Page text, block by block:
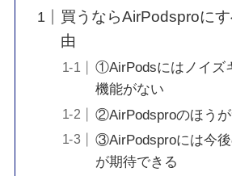
買うならAirPodsproに
由
①AirPodsにはノイズ
機能がない
②AirPodsproのほう
③AirPodsproには今後
が期待できる